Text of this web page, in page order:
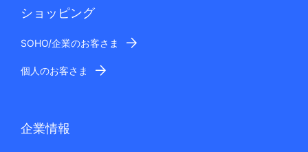
ショッピング
SOHO/企業のお客さま
個人のお客さま
企業情報